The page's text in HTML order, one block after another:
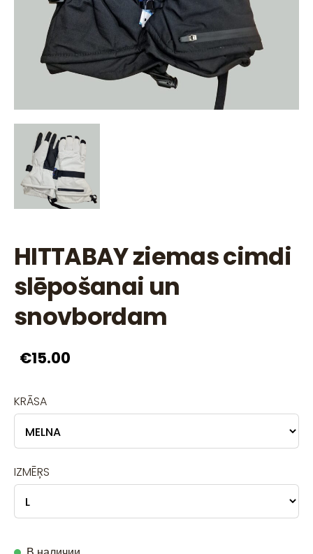
HITTABAY ziemas cimdi
slēpošanai un
snovbordam
€15.00
KRĀSA
IZMĒŖS